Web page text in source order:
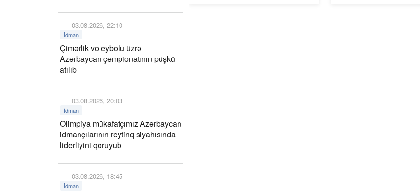
03.08.2026, 22:10
İdman
Çimərlik voleybolu üzrə
Azərbaycan çempionatının püşkü
atılıb
03.08.2026, 20:03
İdman
Olimpiya mükafatçımız Azərbaycan
idmançılarının reytinq siyahısında
liderliyini qoruyub
03.08.2026, 18:45
İdman